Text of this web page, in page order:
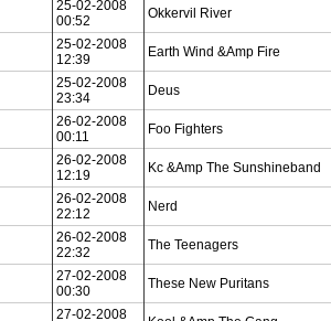
25-02-2008
00:52
Okkervil River
25-02-2008
12:39
Earth Wind &Amp Fire
25-02-2008
23:34
Deus
26-02-2008
00:11
Foo Fighters
26-02-2008
12:19
Kc &Amp The Sunshineband
26-02-2008
22:12
Nerd
26-02-2008
22:32
The Teenagers
27-02-2008
00:30
These New Puritans
27-02-2008